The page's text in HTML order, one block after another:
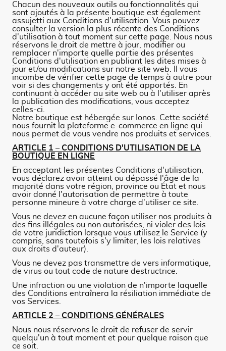
Chacun des nouveaux outils ou fonctionnalités qui
sont ajoutés à la présente boutique est également
assujetti aux Conditions d'utilisation. Vous pouvez
consulter la version la plus récente des Conditions
d'utilisation à tout moment sur cette page. Nous nous
réservons le droit de mettre à jour, modifier ou
remplacer n'importe quelle partie des présentes
Conditions d'utilisation en publiant les dites mises à
jour et/ou modifications sur notre site web. Il vous
incombe de vérifier cette page de temps à autre pour
voir si des changements y ont été apportés. En
continuant à accéder au site web ou à l'utiliser après
la publication des modifications, vous acceptez
celles-ci.
Notre boutique est hébergée sur Ionos. Cette société
nous fournit la plateforme e-commerce en ligne qui
nous permet de vous vendre nos produits et services.
ARTICLE 1 – CONDITIONS D'UTILISATION DE LA
BOUTIQUE EN LIGNE
En acceptant les présentes Conditions d'utilisation,
vous déclarez avoir atteint ou dépassé l'âge de la
majorité dans votre région, province ou État et nous
avoir donné l'autorisation de permettre à toute
personne mineure à votre charge d'utiliser ce site.
Vous ne devez en aucune façon utiliser nos produits à
des fins illégales ou non autorisées, ni violer des lois
de votre juridiction lorsque vous utilisez le Service (y
compris, sans toutefois s'y limiter, les lois relatives
aux droits d'auteur).
Vous ne devez pas transmettre de vers informatique,
de virus ou tout code de nature destructrice.
Une infraction ou une violation de n'importe laquelle
des Conditions entraînera la résiliation immédiate de
vos Services.
ARTICLE 2 – CONDITIONS GÉNÉRALES
Nous nous réservons le droit de refuser de servir
quelqu'un à tout moment et pour quelque raison que
ce soit.